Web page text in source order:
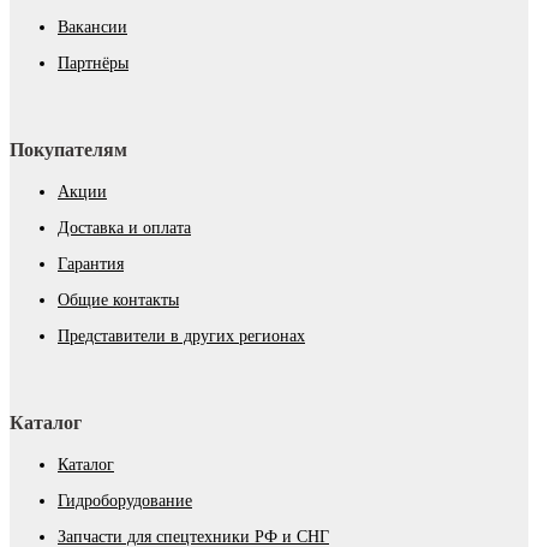
Вакансии
Партнёры
Покупателям
Акции
Доставка и оплата
Гарантия
Общие контакты
Представители в других регионах
Каталог
Каталог
Гидроборудование
Запчасти для спецтехники РФ и СНГ